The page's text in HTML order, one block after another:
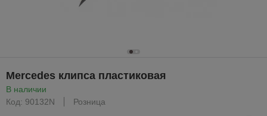
Mercedes клипса пластиковая
В наличии
Код: 90132N
Розница